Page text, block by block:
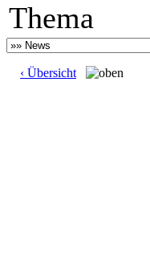
Thema
‹ Übersicht